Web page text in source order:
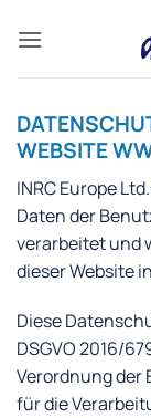
Inhalt
WEBSITE
INRC Europe
Daten der
verarbeitet und
dieser Website
Diese
DSGVO 2016/
Verordnung der
für die